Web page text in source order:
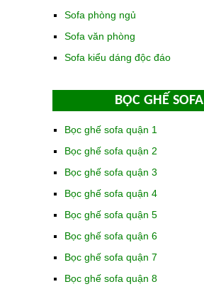
Sofa phòng ngủ
Sofa văn phòng
Sofa kiểu dáng độc đáo
BỌC GHẾ SOFA
Bọc ghế sofa quận 1
Bọc ghế sofa quận 2
Bọc ghế sofa quận 3
Bọc ghế sofa quận 4
Bọc ghế sofa quận 5
Bọc ghế sofa quận 6
Bọc ghế sofa quận 7
Bọc ghế sofa quận 8